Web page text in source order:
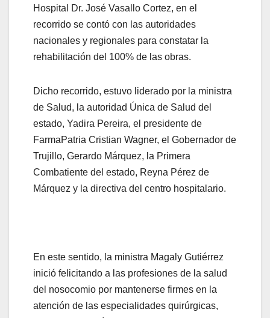
Hospital Dr. José Vasallo Cortez, en el
recorrido se contó con las autoridades
nacionales y regionales para constatar la
rehabilitación del 100% de las obras.
Dicho recorrido, estuvo liderado por la ministra
de Salud, la autoridad Única de Salud del
estado, Yadira Pereira, el presidente de
FarmaPatria Cristian Wagner, el Gobernador de
Trujillo, Gerardo Márquez, la Primera
Combatiente del estado, Reyna Pérez de
Márquez y la directiva del centro hospitalario.
En este sentido, la ministra Magaly Gutiérrez
inició felicitando a las profesiones de la salud
del nosocomio por mantenerse firmes en la
atención de las especialidades quirúrgicas,